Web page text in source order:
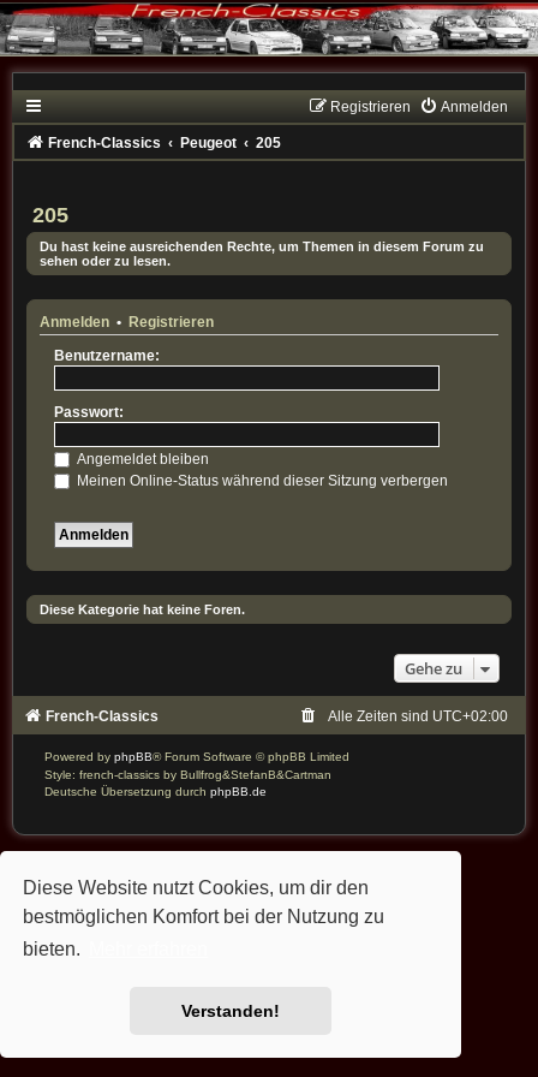
Diese Website nutzt Cookies, um dir den
bestmöglichen Komfort bei der Nutzung zu
bieten.
Verstanden!
Anmelden
Registrieren
French-Classics Peugeot 205
205
Du hast keine ausreichenden Rechte, um Themen in diesem Forum zu
sehen oder zu lesen.
Anmelden• Registrieren
Benutzername:
Passwort:
Angemeldet bleiben
Meinen Online-Status während dieser Sitzung verbergen
Diese Kategorie hat keine Foren.
Gehe zu
French-Classics Alle Zeiten sind UTC+02:00
Powered by phpBB® Forum Software © phpBB Limited
Style: french-classics by Bullfrog&StefanB&Cartman
Deutsche Übersetzung durch phpBB.de